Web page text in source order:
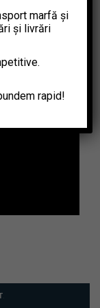
marfă și
și livrări
rapid!